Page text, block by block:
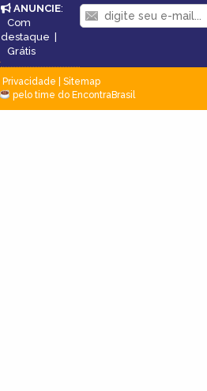
ANUNCIE:
Com
destaque
Grátis
Privacidade
Sitemap
pelo time do EncontraBrasil